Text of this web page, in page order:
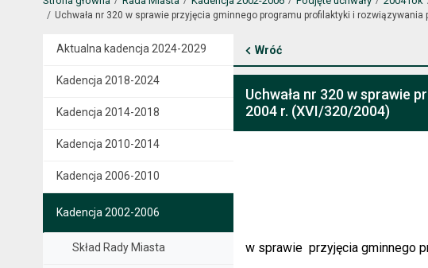
Uchwała nr 320 w sprawie przyjęcia gminnego programu profilaktyki i
Aktualna kadencja 2024-2029
Kadencja 2018-2024
Kadencja 2014-2018
Kadencja 2010-2014
Kadencja 2006-2010
Kadencja 2002-2006
Skład Rady Miasta
Wróć
Uchwała nr 320 w sprawie
2004 r. (XVI/320/2004)
w sprawie przyjęcia gminnego